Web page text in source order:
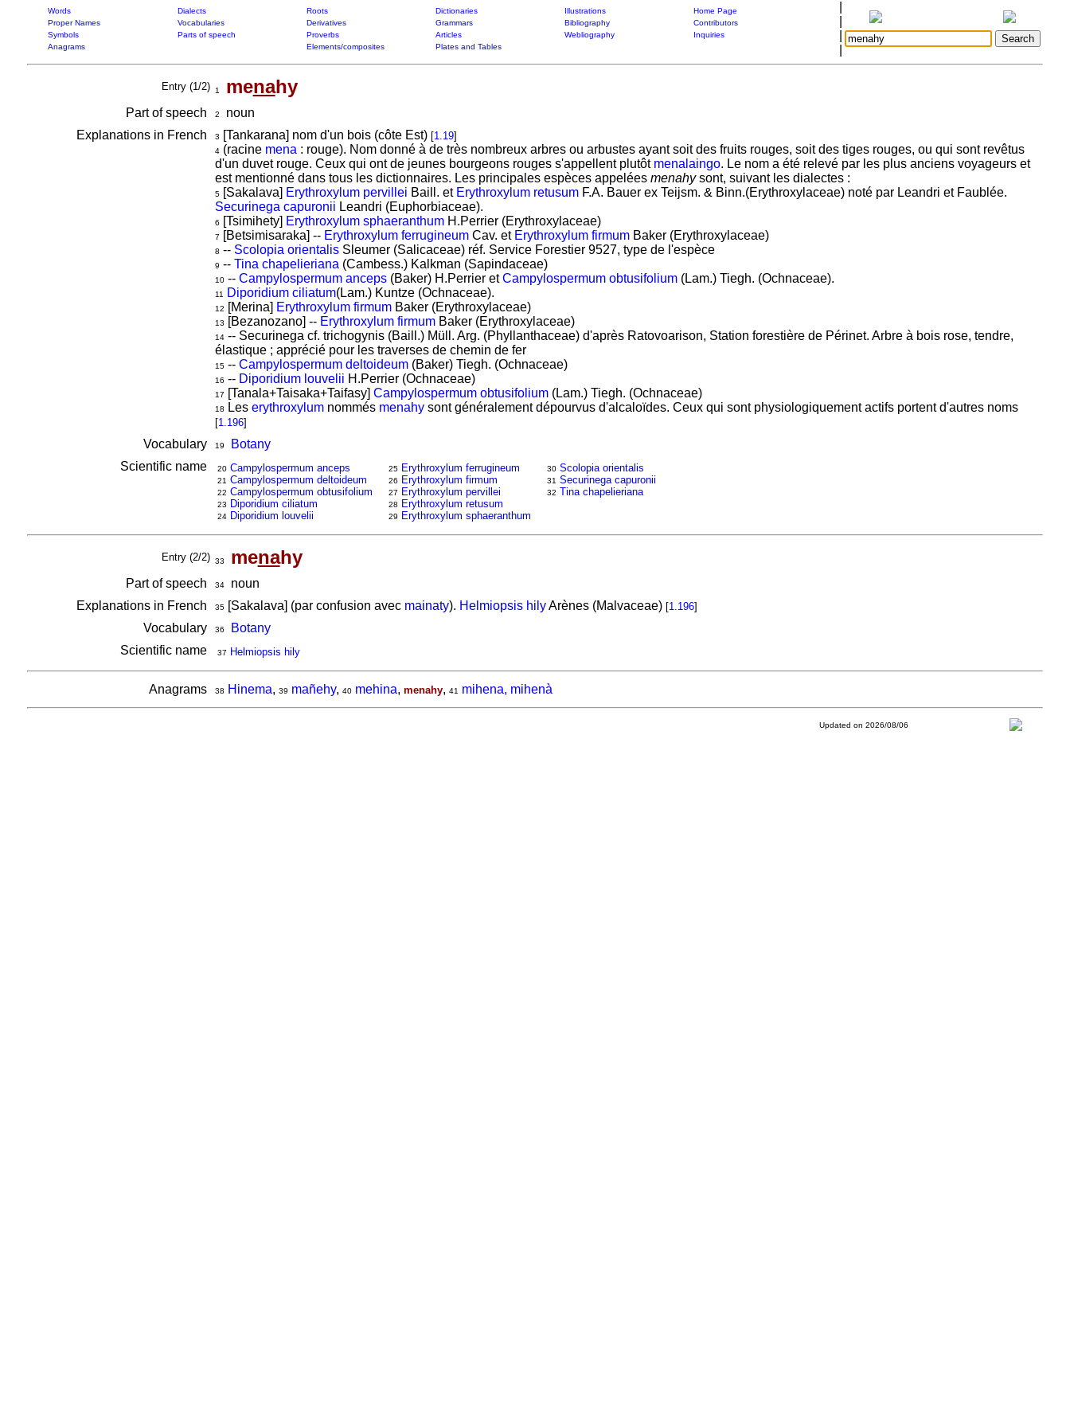
Words Dialects Roots Dictionaries Illustrations
Home Page
Proper Names
Vocabularies Derivatives Grammars Bibliography
Contributors
Symbols
Parts of speech Proverbs Articles Webliography
Inquiries
Anagrams
Elements/composites Plates and Tables
Entry (1/2) 1 menahy
Part of speech 2
noun
Explanations in French
3 [Tankarana] nom d'un bois (côte Est) [1.19]
4(racine mena : rouge). Nom donné à de très nombreux arbres ou arbustes ayant soit des fruits rouges, soit des tiges rouges, ou qui sont revêtus
d'un duvet rouge. Ceux qui ont de jeunes bourgeons rouges s'appellent plutôt menalaingo. Le nom a été relevé par les plus anciens voyageurs et
est mentionné dans tous les dictionnaires. Les principales espèces appelées menahysont, suivant les dialectes :
5[Sakalava] Erythroxylum pervillei Baill. et Erythroxylum retusumF.A. Bauer ex Teijsm. & Binn.(Erythroxylaceae) noté par Leandri et Faublée.
Securinega capuronii Leandri (Euphorbiaceae).
6 [Tsimihety] Erythroxylum sphaeranthumH.Perrier (Erythroxylaceae)
7 [Betsimisaraka] -- Erythroxylum ferrugineumCav. et Erythroxylum firmumBaker (Erythroxylaceae)
8 -- Scolopia orientalisSleumer (Salicaceae) réf. Service Forestier 9527, type de l'espèce
9 -- Tina chapelieriana (Cambess.) Kalkman (Sapindaceae)
10-- Campylospermum anceps(Baker) H.Perrier etCampylospermum obtusifolium(Lam.) Tiegh. (Ochnaceae).
11 Diporidium ciliatum(Lam.) Kuntze (Ochnaceae).
12 [Merina] Erythroxylum firmumBaker (Erythroxylaceae)
13 [Bezanozano] -- Erythroxylum firmumBaker (Erythroxylaceae)
14-- Securinega cf. trichogynis (Baill.) Müll. Arg. (Phyllanthaceae) d'après Ratovoarison, Station forestière de Périnet. Arbre à bois rose, tendre,
élastique ; apprécié pour les traverses de chemin de fer
15-- Campylospermum deltoideum(Baker) Tiegh. (Ochnaceae)
16 -- Diporidium louvelii H.Perrier (Ochnaceae)
17 [Tanala+Taisaka+Taifasy] Campylospermum obtusifolium(Lam.) Tiegh. (Ochnaceae)
18 Les erythroxylumnommés menahysont généralement dépourvus d'alcaloïdes. Ceux qui sont physiologiquement actifs portent d'autres noms
[1.196]
Vocabulary 19
Botany
Scientific name
20 Campylospermum anceps
21 Campylospermum deltoideum
22 Campylospermum obtusifolium
23 Diporidium ciliatum
24 Diporidium louvelii
25 Erythroxylum ferrugineum
26 Erythroxylum firmum
27 Erythroxylum pervillei
28 Erythroxylum retusum
29 Erythroxylum sphaeranthum
30 Scolopia orientalis
31 Securinega capuronii
32 Tina chapelieriana
Entry (2/2) 33 menahy
Part of speech 34noun
Explanations in French
35[Sakalava] (par confusion avec mainaty). Helmiopsis hilyArènes (Malvaceae) [1.196]
Vocabulary 36
Botany
Scientific name
37 Helmiopsis hily
Anagrams 38 Hinema, 39 mañehy, 40 mehina, menahy, 41 mihena, mihenà
Updated on 2026/08/06